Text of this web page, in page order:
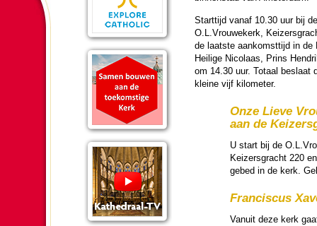
Start­tijd vanaf 10.30 uur bij de
O.L.Vrouwe­kerk,
de laatste aan­komst­tijd in de
Heilige Nicolaas, Prins
om 14.30 uur. Totaal beslaat
kleine vijf kilo­me­ter.
Onze Lieve
aan de
U start bij de
Keizers­gracht 220
gebed in de kerk.
Fran­cis­cus
Vanuit deze kerk